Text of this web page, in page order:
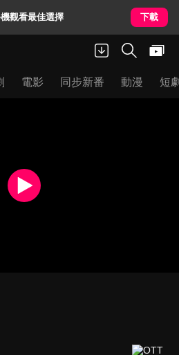
觀看最佳選擇 下載
電影 同步新番 動漫 短